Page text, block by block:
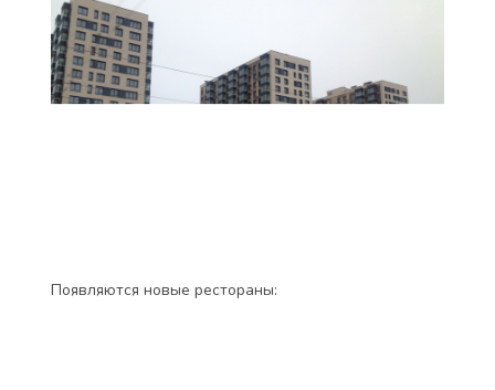
Появляются новые рестораны: